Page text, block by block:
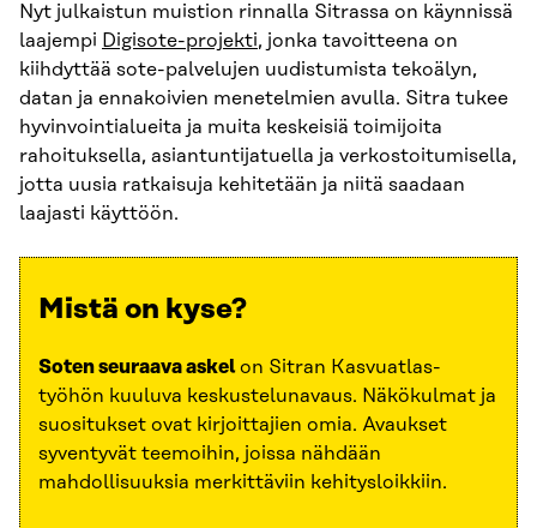
Nyt julkaistun muistion rinnalla Sitrassa on käynnissä
laajempi Digisote-projekti, jonka tavoitteena on
kiihdyttää sote-palvelujen uudistumista tekoälyn,
datan ja ennakoivien menetelmien avulla. Sitra tukee
hyvinvointialueita ja muita keskeisiä toimijoita
rahoituksella, asiantuntijatuella ja verkostoitumisella,
jotta uusia ratkaisuja kehitetään ja niitä saadaan
laajasti käyttöön.
Mistä on kyse?
Soten seuraava askelon Sitran Kasvuatlas-
työhön kuuluva keskustelunavaus. Näkökulmat ja
suositukset ovat kirjoittajien omia. Avaukset
syventyvät teemoihin, joissa nähdään
mahdollisuuksia merkittäviin kehitysloikkiin.